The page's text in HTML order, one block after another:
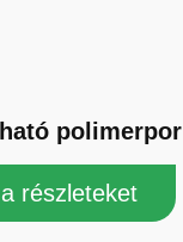
polimerpor
részleteket